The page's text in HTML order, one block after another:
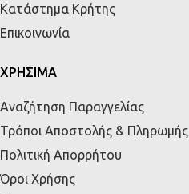
Κατάστημα Κρήτης
Επικοινωνία
ΧΡΗΣΙΜΑ
Αναζήτηση Παραγγελίας
Τρόποι Αποστολής & Πληρωμής
Πολιτική Απορρήτου
Όροι Χρήσης